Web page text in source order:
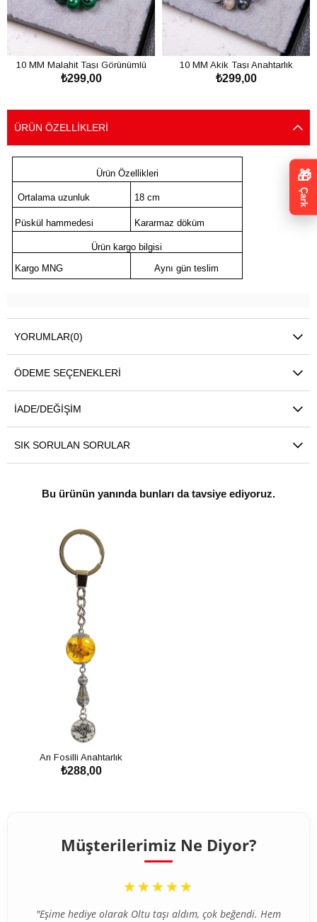
10 MM Malahit Taşı Görünümlü
Anahtarlık
₺299,00
10 MM Akik Taşı Anahtarlık
₺299,00
ÜRÜN ÖZELLIKLERI
Ürün Özellikleri
Ortalama uzunluk 18 cm
Püskül hammedesi Kararmaz döküm
Ürün kargo bilgisi
Kargo MNG
Aynı gün teslim
YORUMLAR(0)
ÖDEME SEÇENEKLERI
İADE/DEĞIŞIM
SIK SORULAN SORULAR
Bu ürünün yanında bunları da tavsiye ediyoruz.
Arı Fosilli Anahtarlık
₺288,00
Müşterilerimiz Ne Diyor?
“
★★★★★
"Eşime hediye olarak Oltu taşı aldım, çok beğendi. Hem
🎁
Çark